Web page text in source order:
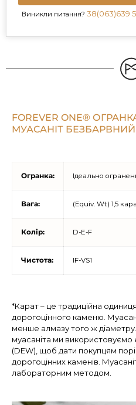
Виникли питання? 38(063)639
FOREVER ONE®
МУАСАНІТ БЕЗБАРВНИЙ
Огранка: Ідеально
Вага: (Equiv. Wt) 1,5
Колір: D-E-F
Чистота: IF-VS1
*Карат – це традиційна
дорогоцінного каменю.
менше алмазу того ж
муасаніта ми використовуємо
(DEW), щоб дати покупцям
дорогоцінних каменів.
лабораторним методом.